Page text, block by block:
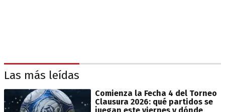
Las más leídas
Comienza la Fecha 4 del Torneo
Clausura 2026: qué partidos se